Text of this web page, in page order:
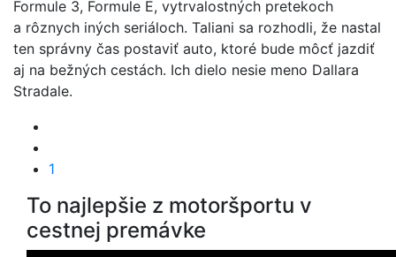
Formule 3, Formule E, vytrvalostných pretekoch
a rôznych iných seriáloch. Taliani sa rozhodli, že nastal
ten správny čas postaviť auto, ktoré bude môcť jazdiť
aj na bežných cestách. Ich dielo nesie meno Dallara
Stradale.
1
To najlepšie z motoršportu v
cestnej premávke